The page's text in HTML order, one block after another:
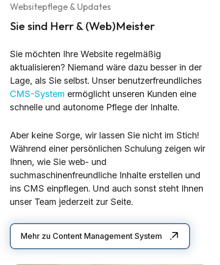
Websitepflege & Updates
Sie sind Herr & (Web)Meister
Sie möchten Ihre Website regelmäßig
aktualisieren? Niemand wäre dazu besser in der
Lage, als Sie selbst. Unser benutzerfreundliches
CMS-System ermöglicht unseren Kunden eine
schnelle und autonome Pflege der Inhalte.
Aber keine Sorge, wir lassen Sie nicht im Stich!
Während einer persönlichen Schulung zeigen wir
Ihnen, wie Sie web- und
suchmaschinenfreundliche Inhalte erstellen und
ins CMS einpflegen. Und auch sonst steht Ihnen
unser Team jederzeit zur Seite.
Mehr zu Content Management System